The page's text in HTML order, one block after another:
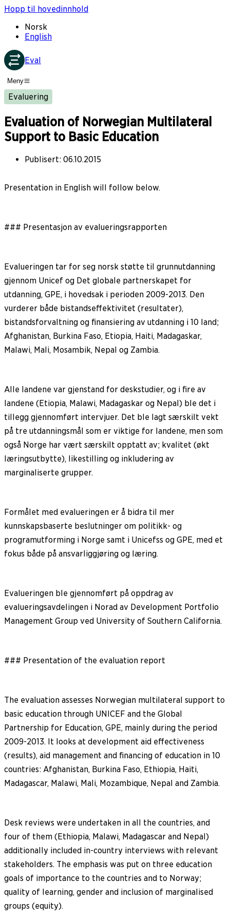
Hopp til hovedinnhold
Norsk
English
Eval
Meny
Evaluering
Evaluation of Norwegian Multilateral
Support to Basic Education
Publisert: 06.10.2015
Presentation in English will follow below.
### Presentasjon av evalueringsrapporten
Evalueringen tar for seg norsk støtte til grunnutdanning
gjennom Unicef og Det globale partnerskapet for
utdanning, GPE, i hovedsak i perioden 2009-2013. Den
vurderer både bistandseffektivitet (resultater),
bistandsforvaltning og finansiering av utdanning i 10 land;
Afghanistan, Burkina Faso, Etiopia, Haiti, Madagaskar,
Malawi, Mali, Mosambik, Nepal og Zambia.
Alle landene var gjenstand for deskstudier, og i fire av
landene (Etiopia, Malawi, Madagaskar og Nepal) ble det i
tillegg gjennomført intervjuer. Det ble lagt særskilt vekt
på tre utdanningsmål som er viktige for landene, men som
også Norge har vært særskilt opptatt av; kvalitet (økt
læringsutbytte), likestilling og inkludering av
marginaliserte grupper.
Formålet med evalueringen er å bidra til mer
kunnskapsbaserte beslutninger om politikk- og
programutforming i Norge samt i Unicefss og GPE, med et
fokus både på ansvarliggjøring og læring.
Evalueringen ble gjennomført på oppdrag av
evalueringsavdelingen i Norad av Development Portfolio
Management Group ved University of Southern California.
### Presentation of the evaluation report
The evaluation assesses Norwegian multilateral support to
basic education through UNICEF and the Global
Partnership for Education, GPE, mainly during the period
2009-2013. It looks at development aid effectiveness
(results), aid management and financing of education in 10
countries: Afghanistan, Burkina Faso, Ethiopia, Haiti,
Madagascar, Malawi, Mali, Mozambique, Nepal and Zambia.
Desk reviews were undertaken in all the countries, and
four of them (Ethiopia, Malawi, Madagascar and Nepal)
additionally included in-country interviews with relevant
stakeholders. The emphasis was put on three education
goals of importance to the countries and to Norway;
quality of learning, gender and inclusion of marginalised
groups (equity).